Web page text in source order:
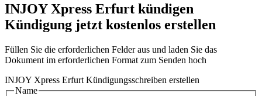
INJOY Xpress Erfurt kündigen
Kündigung jetzt kostenlos erstellen
Füllen Sie die erforderlichen Felder aus und laden Sie das
Dokument im erforderlichen Format zum Senden hoch
INJOY Xpress Erfurt Kündigungsschreiben erstellen
Name